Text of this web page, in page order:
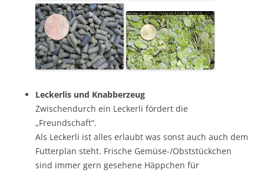
Leckerlis und Knabberzeug
Zwischendurch ein Leckerli fördert die
„Freundschaft“.
Als Leckerli ist alles erlaubt was sonst auch auch dem
Futterplan steht. Frische Gemüse-/Obststückchen
sind immer gern gesehene Häppchen für